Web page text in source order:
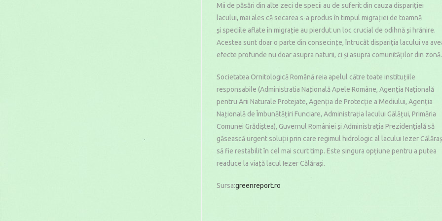
Mii de păsări din alte zeci de specii au de suferit din cauza dispariției
lacului, mai ales că secarea s-a produs în timpul migrației de toamnă
și speciile aflate în migrație au pierdut un loc crucial de odihnă și hrănire.
Acestea sunt doar o parte din consecințe, întrucât dispariția lacului va
efecte profunde nu doar asupra naturii, ci și asupra comunităților din zonă.
Societatea Ornitologică Română reia apelul către toate instituțiile
responsabile (Administratia Națională Apele Române, Agenția Națională
pentru Arii Naturale Protejate, Agenția de Protecție a Mediului, Agenția
Națională de Îmbunătățiri Funciare, Administrația lacului Gălățui, Primăria
Comunei Grădiștea), Guvernul României și Administrația Prezidențială să
găsească urgent soluții prin care regimul hidrologic al lacului Iezer
să fie restabilit în cel mai scurt timp. Este singura opțiune pentru a putea
readuce la viață lacul Iezer Călărași.
Sursa:greenreport.ro